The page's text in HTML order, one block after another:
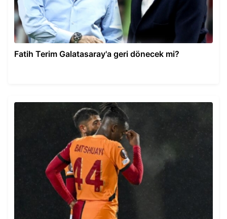
Fatih Terim Galatasaray'a geri dönecek mi?